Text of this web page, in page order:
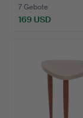
7 Gebote
169 USD